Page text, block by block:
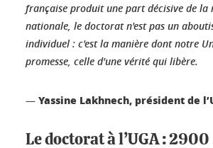
française produit une part décisive de la
nationale, le doctorat n'est pas un
individuel : c'est la manière dont notre
promesse, celle d'une vérité qui libère.
— Yassine Lakhnech, président de
Le doctorat à l’UGA : 2900